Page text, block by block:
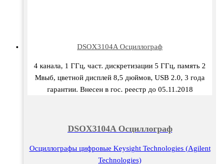
DSOX3104A Осциллограф
4 канала, 1 ГГц, част. дискретизации 5 ГГц, память 2
Мвыб, цветной дисплей 8,5 дюймов, USB 2.0, 3 года
гарантии. Внесен в гос. реестр до 05.11.2018
DSOX3104A Осциллограф
Осциллографы цифровые Keysight Technologies (Agilent
Technologies)